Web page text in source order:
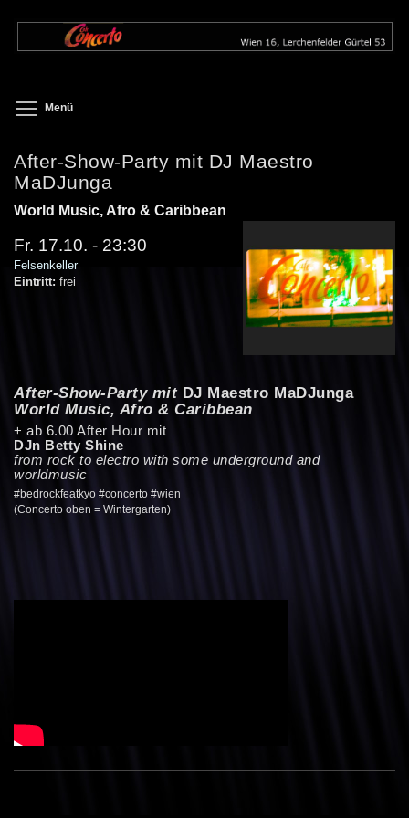
zum
Menü
After-Show-Party mit DJ Maestro
MaDJunga
World Music, Afro & Caribbean
Fr. 17.10. - 23:30
Felsenkeller
Eintritt: frei
After-Show-Party mitDJ Maestro MaDJunga
World Music, Afro & Caribbean
+ ab 6.00 After Hour mit
DJn Betty Shine
from rock to electro with some underground and
worldmusic
#bedrockfeatkyo #concerto #wien
(Concerto oben = Wintergarten)